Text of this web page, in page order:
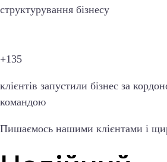
структурування бізнесу
+135
клієнтів запустили бізнес за
командою
Пишаємось нашими клієнтами і